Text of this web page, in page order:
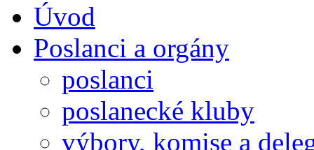
Úvod
Poslanci a orgány
poslanci
poslanecké kluby
výbory, komise a